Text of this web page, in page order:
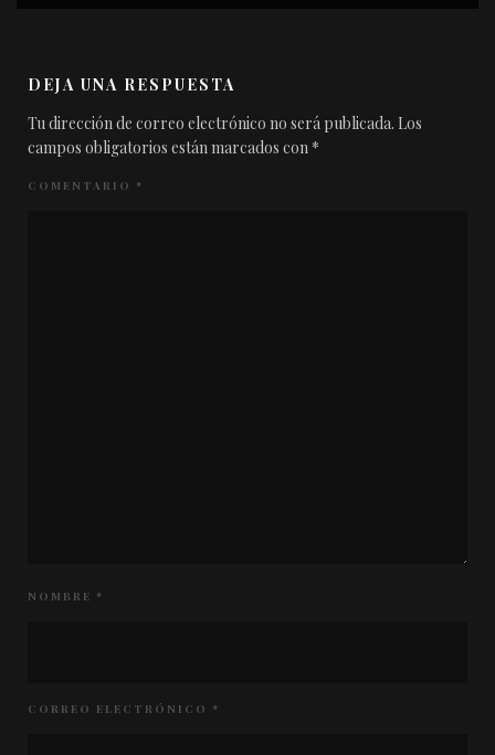
DEJA UNA RESPUESTA
Tu dirección de correo electrónico no será publicada. Los
campos obligatorios están marcados con *
COMENTARIO *
NOMBRE *
CORREO ELECTRÓNICO *